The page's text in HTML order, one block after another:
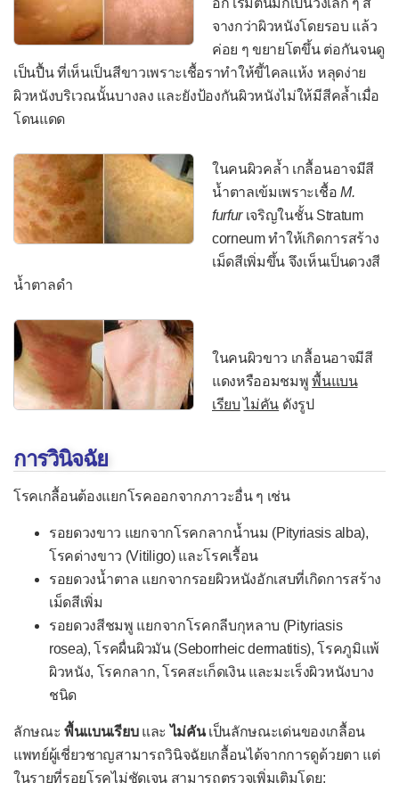
โปลิโอ
เยื่อบุตาอักเสบจากไวรัส
เยื่อหุ้มปอดอักเสบจากไวรัส
โรคติดเชื้อไซโตเมกะโลไวรัส
ไซโตเมกะโลไวรัสแต่กำเนิด
โรคติดเชื้อโมโนนิวคลีโอสิส
โรคมือเท้าปาก
โรคเริม
โรคเริมแต่กำเนิด
โรคส่าไข้
โรคหลอดลมฝอยอักเสบ
โรคหัด
โรคหัดเยอรมัน
โรคอีสุกอีใส
โรคงูสวัด
โรคติดเชื้อแบคทีเรีย
กรวยไตอักเสบ
กระเพาะปัสสาวะอักเสบ
อก เริ่มต้นมักเป็นวงเล็ก ๆ สี
จางกว่าผิวหนังโดยรอบ แล้ว
ค่อย ๆ ขยายโตขึ้น ต่อกันจนดู
เป็นปื้น ที่เห็นเป็นสีขาวเพราะเชื้อราทำให้ขี้ไคลแห้ง หลุดง่าย
ผิวหนังบริเวณนั้นบางลง และยังป้องกันผิวหนังไม่ให้มีสีคล้ำเมื่อ
โดนแดด
ในคนผิวคล้ำ เกลื้อนอาจมีสี
น้ำตาลเข้มเพราะเชื้อ M.
furfurเจริญในชั้น Stratum
corneum ทำให้เกิดการสร้าง
เม็ดสีเพิ่มขึ้น จึงเห็นเป็นดวงสี
น้ำตาลดำ
ในคนผิวขาว เกลื้อนอาจมีสี
แดงหรืออมชมพูพื้นแบน
เรียบ ไม่คัน ดังรูป
การวินิจฉัย
โรคเกลื้อนต้องแยกโรคออกจากภาวะอื่น ๆ เช่น
รอยดวงขาว แยกจากโรคกลากน้ำนม (Pityriasis alba),
โรคด่างขาว (Vitiligo) และโรคเรื้อน
รอยดวงน้ำตาล แยกจากรอยผิวหนังอักเสบที่เกิดการสร้าง
เม็ดสีเพิ่ม
รอยดวงสีชมพู แยกจากโรคกลีบกุหลาบ (Pityriasis
rosea), โรคผื่นผิวมัน (Seborrheic dermatitis), โรคภูมิแพ้
ผิวหนัง, โรคกลาก, โรคสะเก็ดเงิน และมะเร็งผิวหนังบาง
ชนิด
ลักษณะพื้นแบนเรียบและไม่คันเป็นลักษณะเด่นของเกลื้อน
แพทย์ผู้เชี่ยวชาญสามารถวินิจฉัยเกลื้อนได้จากการดูด้วยตา แต่
ในรายที่รอยโรคไม่ชัดเจน สามารถตรวจเพิ่มเติมโดย: